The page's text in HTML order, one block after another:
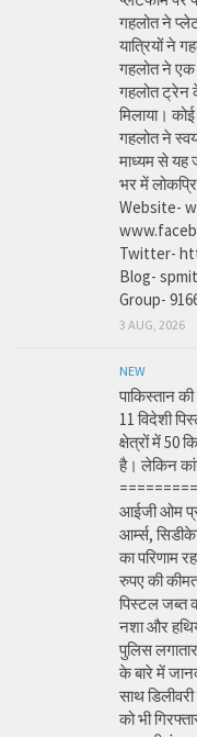
गहलोत ने
यात्रियों ने
गहलोत ने
गहलोत ट्रेन
मिलाया।
गहलोत ने
माध्यम से यह
भर में
Website-
Twitter-
Blog-
Group-
3 AUG, 2026
NEW
पाकिस्तान
11 विदेशी
क्षेत्रों में 50
है। लेकिन
आईजी ओम
आर्म्स,
का परिणाम
रुपए की
पिस्टल जब्त
नशा और
पुलिस
के बारे में
साथ
को भी